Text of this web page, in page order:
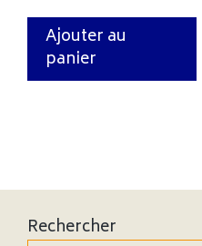
Ajouter au
panier
Rechercher